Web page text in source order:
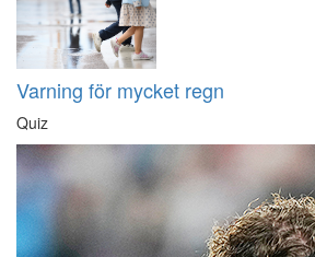
Varning för mycket regn
Quiz